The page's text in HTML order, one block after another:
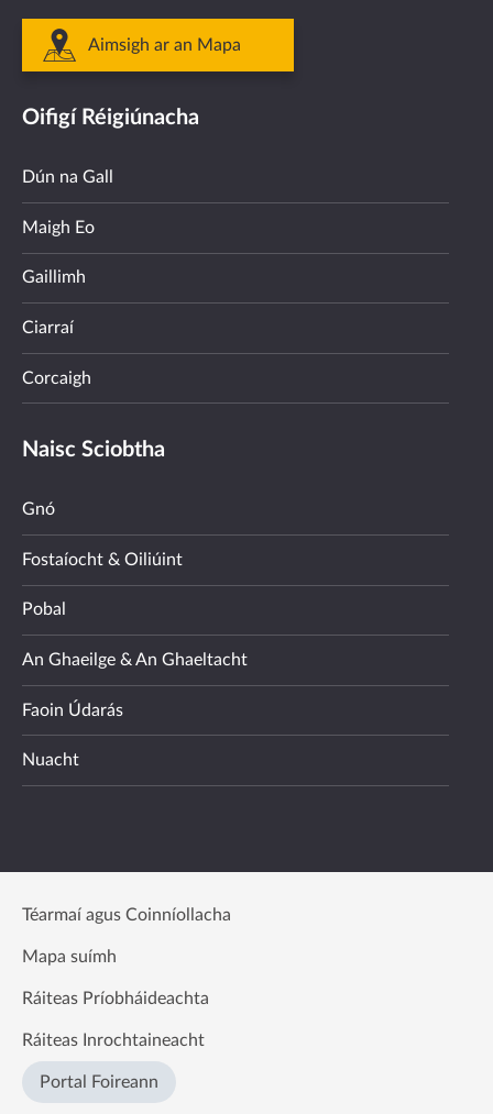
Aimsigh ar an Mapa
Oifigí Réigiúnacha
Dún na Gall
Maigh Eo
Gaillimh
Ciarraí
Corcaigh
Naisc Sciobtha
Gnó
Fostaíocht & Oiliúint
Pobal
An Ghaeilge & An Ghaeltacht
Faoin Údarás
Nuacht
Téarmaí agus Coinníollacha
Mapa suímh
Ráiteas Príobháideachta
Ráiteas Inrochtaineacht
Portal Foireann